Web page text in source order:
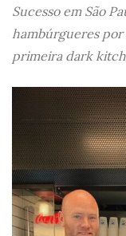
Sucesso em São
hambúrgueres por
primeira dark